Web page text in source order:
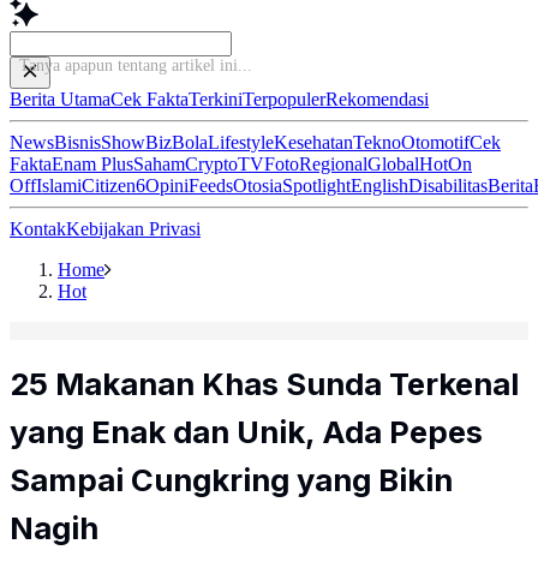
Tanya apapun tentang artik
Berita UtamaCek FaktaTerkiniTerpopulerRekomendasi
NewsBisnisShowBizBolaLifestyleKesehatanTeknoOtomotifCek
FaktaEnam PlusSahamCryptoTVFotoRegionalGlobalHotOn
OffIslamiCitizen6OpiniFeedsOtosiaSpotlightEnglishDisabilitasBerita
KontakKebijakan Privasi
Home
Hot
25 Makanan Khas Sunda Terkenal
yang Enak dan Unik, Ada Pepes
Sampai Cungkring yang Bikin
Nagih